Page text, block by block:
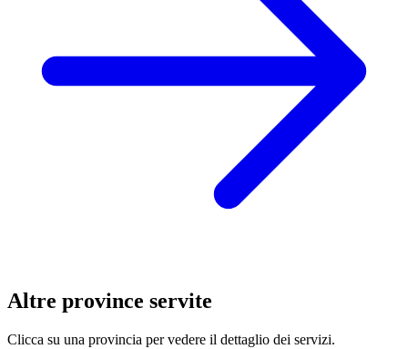
Altre province servite
Clicca su una provincia per vedere il dettaglio dei servizi.